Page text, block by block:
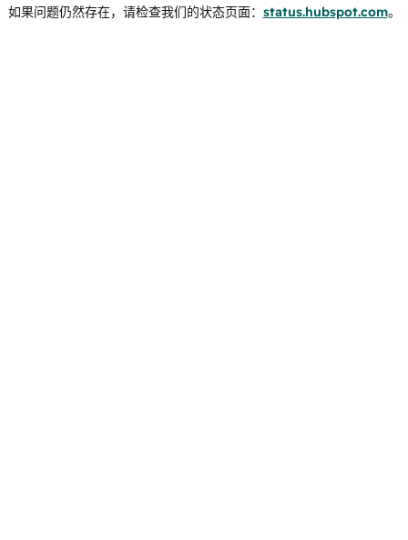
如果问题仍然存在，请检查我们的状态页面： status.hubspot.com。